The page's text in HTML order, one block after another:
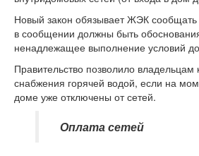
Новый закон обязывает ЖЭК
в сообщении должны быть
ненадлежащее выполнение условий
Правительство позволило владельцам
снабжения горячей водой, если на
доме уже отключены от сетей.
Оплата сетей